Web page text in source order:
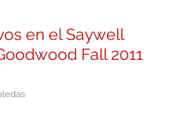
en el Saywell
Fall 2011